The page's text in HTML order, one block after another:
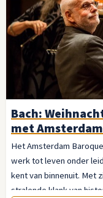
Bach:
met
Het Amsterdam
werk tot leven onder
kent van binnenuit. Met
stralende klank van